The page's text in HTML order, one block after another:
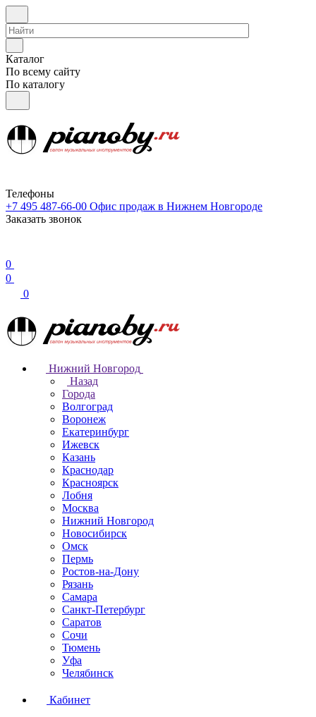
Каталог
По всему сайту
По каталогу
Телефоны
+7 495 487-66-00 Офис продаж в Нижнем Новгороде
Заказать звонок
0
0
0
Нижний Новгород
Назад
Города
Волгоград
Воронеж
Екатеринбург
Ижевск
Казань
Краснодар
Красноярск
Лобня
Москва
Нижний Новгород
Новосибирск
Омск
Пермь
Ростов-на-Дону
Рязань
Самара
Санкт-Петербург
Саратов
Сочи
Тюмень
Уфа
Челябинск
Кабинет